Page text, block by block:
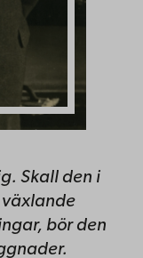
Skall den i
växlande
bör den